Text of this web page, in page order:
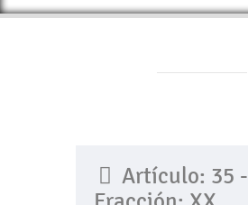
Artículo: 35 -